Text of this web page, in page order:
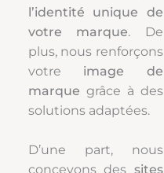
l’identité unique de
votre marque. De
plus, nous renforçons
votre image de
marque grâce à des
solutions adaptées.
D’une part, nous
concevons des sites